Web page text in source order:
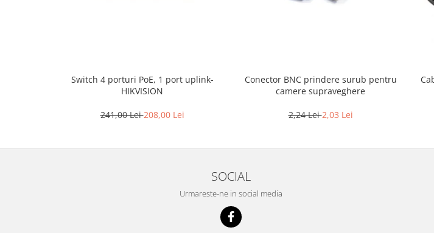
Switch 4 porturi PoE, 1 port uplink-
HIKVISION
241,00 Lei208,00 Lei
Conector BNC prindere surub pentru
camere supraveghere
2,24 Lei2,03 Lei
SOCIAL
Urmareste-ne in social media